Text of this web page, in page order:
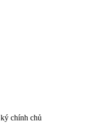
chính chủ